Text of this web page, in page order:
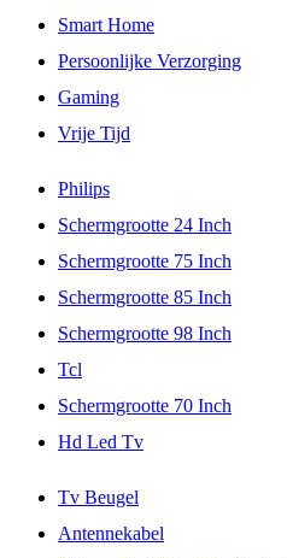
Smart Home
Persoonlijke Verzorging
Gaming
Vrije Tijd
Philips
Schermgrootte 24 Inch
Schermgrootte 75 Inch
Schermgrootte 85 Inch
Schermgrootte 98 Inch
Tcl
Schermgrootte 70 Inch
Hd Led Tv
Tv Beugel
Antennekabel